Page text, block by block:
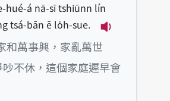
hué-á nā-sī tshiūnn lín
tsá-bān ē lo̍h-sue.
和萬事興，家亂萬世
不休，這個家庭遲早會